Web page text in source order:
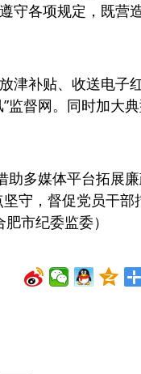
守各项规定，既营
津补贴、收送电子
监督网。同时加大
助多媒体平台拓展
守，督促党员干部
市纪委监委）